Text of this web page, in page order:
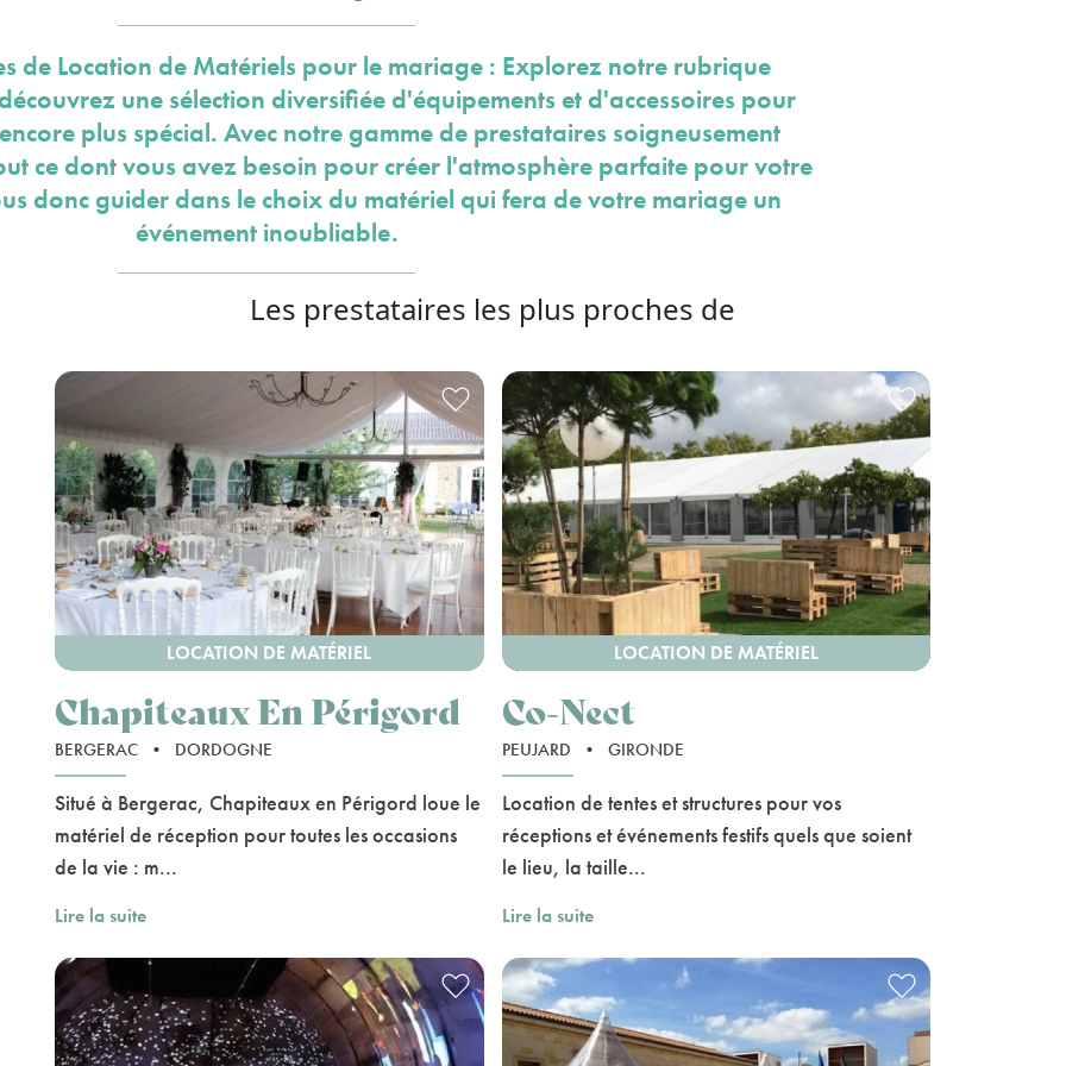
de Location de Matériels pour le mariage : Explorez notre rubrique
une sélection diversifiée d'équipements et d'accessoires pour
plus spécial. Avec notre gamme de prestataires soigneusement
ce dont vous avez besoin pour créer l'atmosphère parfaite pour votre
donc guider dans le choix du matériel qui fera de votre mariage un
événement inoubliable.
Les prestataires les plus proches de
LOCATION DE MATÉRIEL
Chapiteaux En Périgord
BERGERAC • DORDOGNE
Situé à Bergerac, Chapiteaux en Périgord loue le
matériel de réception pour toutes les occasions
de la vie : m...
Lire la suite
LOCATION DE MATÉRIEL
Co-Nect
PEUJARD • GIRONDE
Location de tentes et structures pour vos
réceptions et événements festifs quels que soient
le lieu, la taille...
Lire la suite